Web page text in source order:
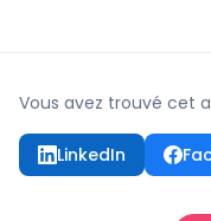
Vous avez trouvé cet
LinkedIn